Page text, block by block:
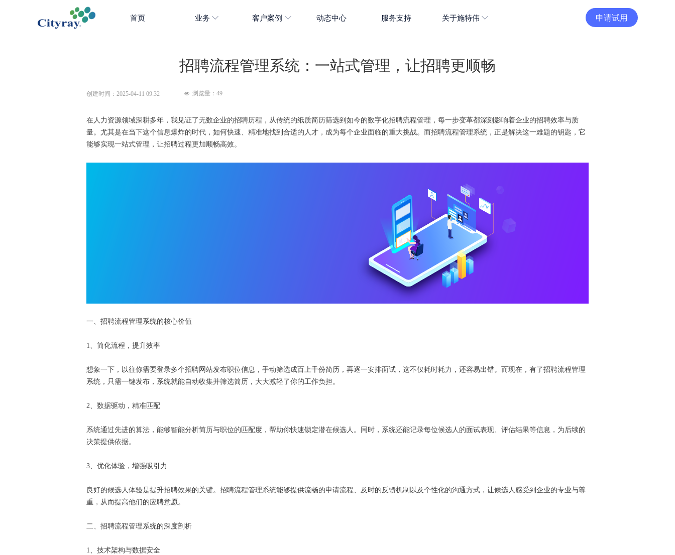
首页 业务 客户案例 动态中心 服务支持 关于施特伟 申请试用
招聘流程管理系统：一站式管理，让招聘更顺畅
在人力资源领域深耕多年，我见证了无数企业的招聘历程，从传统的纸质简历筛选到如今的数字化招聘流程管理，每一步变革都深刻影响着企业的招聘效率与质
量。尤其是在当下这个信息爆炸的时代，如何快速、精准地找到合适的人才，成为每个企业面临的重大挑战。而招聘流程管理系统，正是解决这一难题的钥匙，它
能够实现一站式管理，让招聘过程更加顺畅高效。
一、招聘流程管理系统的核心价值
1、简化流程，提升效率
想象一下，以往你需要登录多个招聘网站发布职位信息，手动筛选成百上千份简历，再逐一安排面试，这不仅耗时耗力，还容易出错。而现在，有了招聘流程管理
系统，只需一键发布，系统就能自动收集并筛选简历，大大减轻了你的工作负担。
2、数据驱动，精准匹配
系统通过先进的算法，能够智能分析简历与职位的匹配度，帮助你快速锁定潜在候选人。同时，系统还能记录每位候选人的面试表现、评估结果等信息，为后续的
决策提供依据。
3、优化体验，增强吸引力
良好的候选人体验是提升招聘效果的关键。招聘流程管理系统能够提供流畅的申请流程、及时的反馈机制以及个性化的沟通方式，让候选人感受到企业的专业与尊
重，从而提高他们的应聘意愿。
二、招聘流程管理系统的深度剖析
1、技术架构与数据安全
创建时间： 2025-04-11 09:32 넶 浏览量： 49